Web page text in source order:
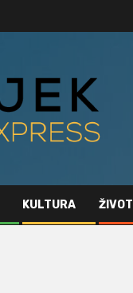
KULTURA ŽIVOT